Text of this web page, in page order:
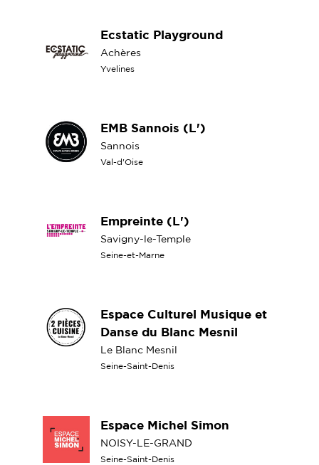
Ecstatic Playground
Achères
Yvelines
EMB Sannois (L')
Sannois
Val-d'Oise
Empreinte (L')
Savigny-le-Temple
Seine-et-Marne
Espace Culturel Musique et
Danse du Blanc Mesnil
Le Blanc Mesnil
Seine-Saint-Denis
Espace Michel Simon
NOISY-LE-GRAND
Seine-Saint-Denis